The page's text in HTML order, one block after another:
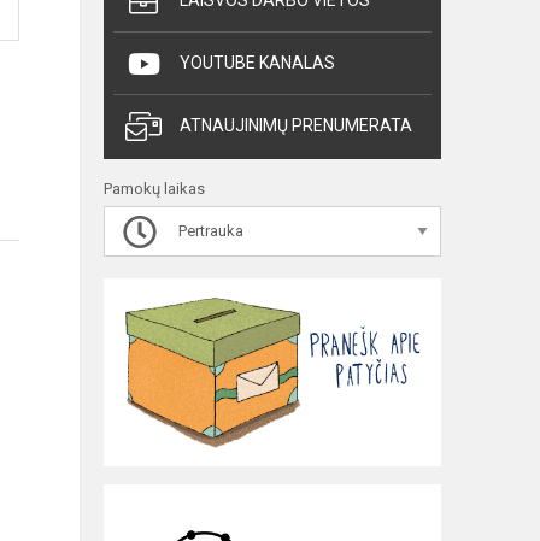
YOUTUBE KANALAS
ATNAUJINIMŲ PRENUMERATA
Pamokų laikas
Pertrauka